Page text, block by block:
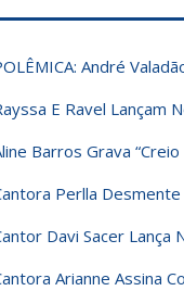
André
E Ravel Lançam
Barros Grava “Creio
Perlla
Davi Sacer Lança
Arianne Assina